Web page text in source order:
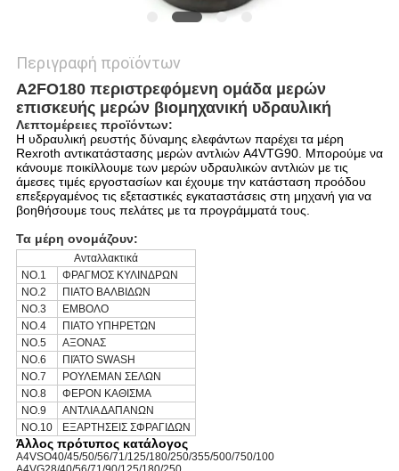
Περιγραφή προϊόντων
A2FO180 περιστρεφόμενη ομάδα μερών
επισκευής μερών βιομηχανική υδραυλική
Λεπτομέρειες προϊόντων:
Η υδραυλική ρευστής δύναμης ελεφάντων παρέχει τα μέρη
Rexroth αντικατάστασης μερών αντλιών A4VTG90. Μπορούμε να
κάνουμε ποικίλλουμε των μερών υδραυλικών αντλιών με τις
άμεσες τιμές εργοστασίων και έχουμε την κατάσταση προόδου
επεξεργαμένος τις εξεταστικές εγκαταστάσεις στη μηχανή για να
βοηθήσουμε τους πελάτες με τα προγράμματά τους.
Τα μέρη ονομάζουν:
Ανταλλακτικά
NO.1
ΦΡΑΓΜΟΣ ΚΥΛΙΝΔΡΩΝ
NO.2
ΠΙΑΤΟ ΒΑΛΒΙΔΩΝ
NO.3
ΕΜΒΟΛΟ
NO.4
ΠΙΑΤΟ ΥΠΗΡΕΤΩΝ
NO.5
ΑΞΟΝΑΣ
NO.6
ΠΙΆΤΟ SWASH
NO.7
ΡΟΥΛΕΜΑΝ ΣΕΛΩΝ
NO.8
ΦΕΡΟΝ ΚΑΘΙΣΜΑ
NO.9
ΑΝΤΛΙΑ ΔΑΠΑΝΩΝ
NO.10
ΕΞΑΡΤΗΣΕΙΣ ΣΦΡΑΓΙΔΩΝ
Άλλος πρότυπος κατάλογος
A4VSO40/45/50/56/71/125/180/250/355/500/750/100